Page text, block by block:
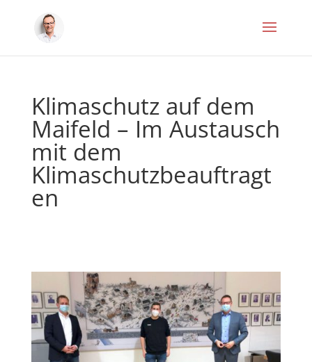
Klimaschutz auf dem
Maifeld – Im Austausch
mit dem
Klimaschutzbeauftragt
en